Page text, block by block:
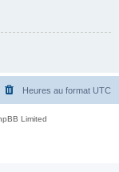
Heures au format UTC
Limited